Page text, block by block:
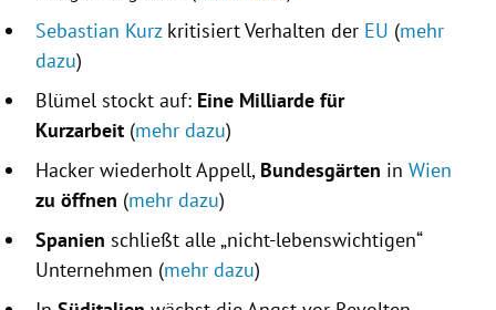
Sebastian Kurzkritisiert Verhalten der EU (mehr
dazu)
Blümel stockt auf: Eine Milliarde für
Kurzarbeit (mehr dazu)
Hacker wiederholt Appell, Bundesgärten in Wien
zu öffnen (mehr dazu)
Spanien schließt alle „nicht-lebenswichtigen“
Unternehmen (mehr dazu)